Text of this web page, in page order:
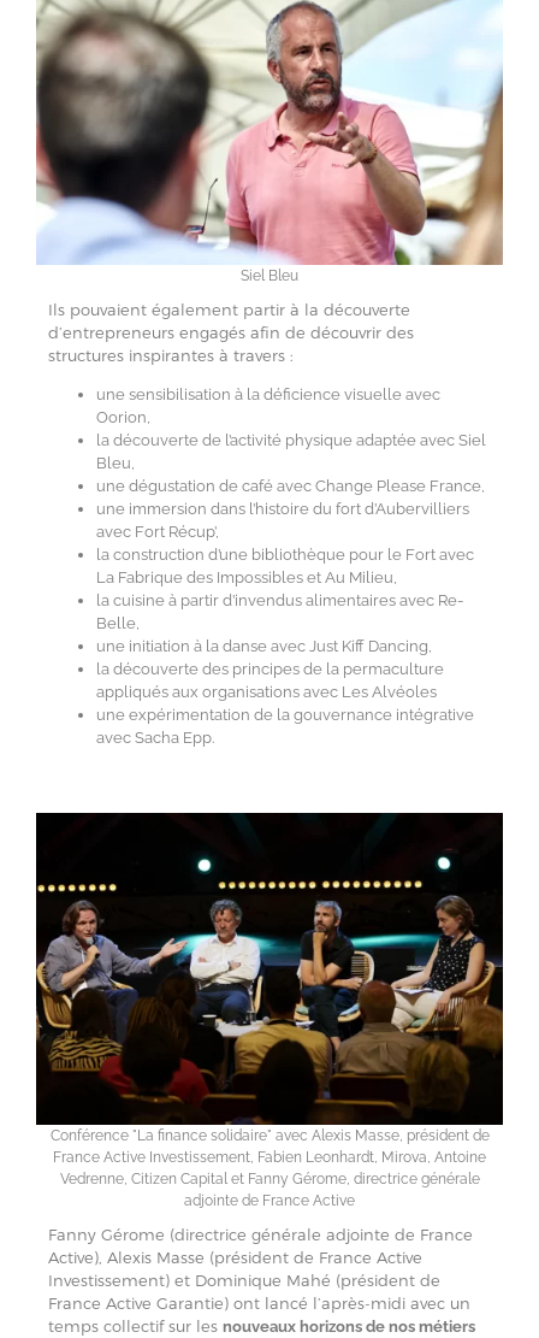
Siel Bleu
Ils pouvaient également partir à la découverte
d’entrepreneurs engagés afin de découvrir des
structures inspirantes à travers :
une sensibilisation à la déficience visuelle avec
Oorion,
la découverte de l’activité physique adaptée avec Siel
Bleu,
une dégustation de café avec Change Please France,
une immersion dans l’histoire du fort d’Aubervilliers
avec Fort Récup’,
la construction d’une bibliothèque pour le Fort avec
La Fabrique des Impossibles et Au Milieu,
la cuisine à partir d’invendus alimentaires avec Re-
Belle,
une initiation à la danse avec Just Kiff Dancing,
la découverte des principes de la permaculture
appliqués aux organisations avec Les Alvéoles
une expérimentation de la gouvernance intégrative
avec Sacha Epp.
Conférence "La finance solidaire" avec Alexis Masse, président de
France Active Investissement, Fabien Leonhardt, Mirova, Antoine
Vedrenne, Citizen Capital et Fanny Gérome, directrice générale
adjointe de France Active
Fanny Gérome (directrice générale adjointe de France
Active), Alexis Masse (président de France Active
Investissement) et Dominique Mahé (président de
France Active Garantie) ont lancé l’après-midi avec un
temps collectif sur les nouveaux horizons de nos métiers